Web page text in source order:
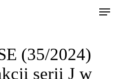
(35/2024)
serii J w